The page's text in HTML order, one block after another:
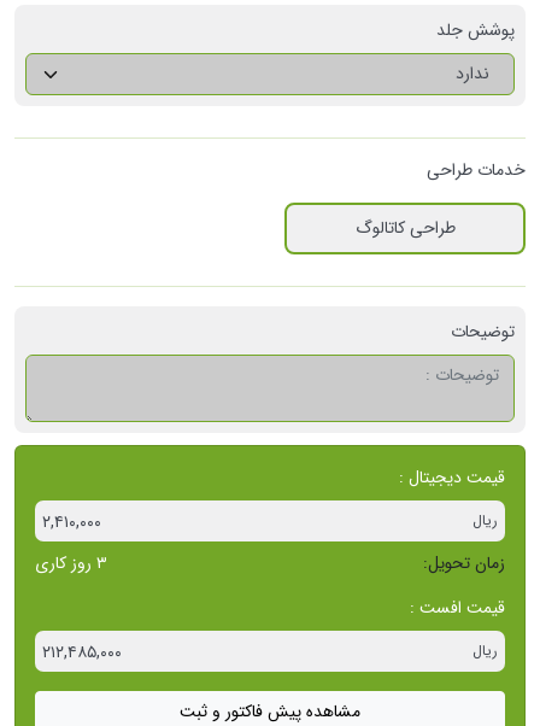
پوشش جلد
ندارد
خدمات طراحی
طراحی کاتالوگ
توضیحات
قیمت دیجیتال :
۲,۴۱۰,۰۰۰
ریال
زمان تحویل:
۳ روز کاری
قیمت افست :
۲۱۲,۴۸۵,۰۰۰
ریال
مشاهده پیش فاکتور و ثبت